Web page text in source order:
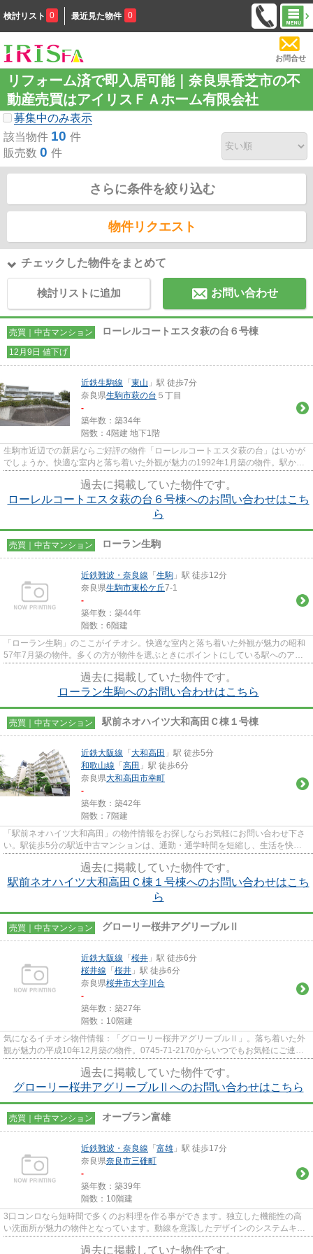
検討リスト 0 最近見た物件 0
お問合せ
リフォーム済で即入居可能｜奈良県香芝市の不
動産売買はアイリスＦＡホーム有限会社
募集中のみ表示
該当物件 10 件
販売数 0 件
さらに条件を絞り込む
物件リクエスト
チェックした物件をまとめて
検討リストに追加 お問い合わせ
売買｜中古マンション ローレルコートエスタ萩の台６号棟
12月9日 値下げ
近鉄生駒線 「 東山 」駅 徒歩7分
奈良県生駒市萩の台 ５丁目
-
築年数：築34年
階数：4階建 地下1階
生駒市近辺での新居ならご好評の物件「ローレルコートエスタ萩の台」はいかが
でしょうか。快適な室内と落ち着いた外観が魅力の1992年1月築の物件。駅から
過去に掲載していた物件です。
ローレルコートエスタ萩の台６号棟へのお問い合わせはこち
ら
売買｜中古マンション ローラン生駒
近鉄難波・奈良線 「 生駒 」駅 徒歩12分
奈良県生駒市東松ケ丘7-1
-
築年数：築44年
階数：6階建
「ローラン生駒」のここがイチオシ。快適な室内と落ち着いた外観が魅力の昭和
57年7月築の物件。多くの方が物件を選ぶときにポイントにしている駅へのアク
過去に掲載していた物件です。
ローラン生駒へのお問い合わせはこちら
売買｜中古マンション 駅前ネオハイツ大和高田Ｃ棟１号棟
近鉄大阪線 「 大和高田 」駅 徒歩5分
和歌山線 「 高田 」駅 徒歩6分
奈良県大和高田市幸町
-
築年数：築42年
階数：7階建
「駅前ネオハイツ大和高田」の物件情報をお探しならお気軽にお問い合わせ下さ
い。駅徒歩5分の駅近中古マンションは、通勤・通学時間を短縮し、生活を快適
過去に掲載していた物件です。
駅前ネオハイツ大和高田Ｃ棟１号棟へのお問い合わせはこち
ら
売買｜中古マンション グローリー桜井アグリーブルⅡ
近鉄大阪線 「 桜井 」駅 徒歩6分
桜井線 「 桜井 」駅 徒歩6分
奈良県桜井市大字川合
-
築年数：築27年
階数：10階建
気になるイチオシ物件情報：「グローリー桜井アグリーブルⅡ」。落ち着いた外
観が魅力の平成10年12月築の物件。0745-71-2170からいつでもお気軽にご連絡
過去に掲載していた物件です。
グローリー桜井アグリーブルⅡへのお問い合わせはこちら
売買｜中古マンション オーブラン富雄
近鉄難波・奈良線 「 富雄 」駅 徒歩17分
奈良県奈良市三碓町
-
築年数：築39年
階数：10階建
3口コンロなら短時間で多くのお料理を作る事ができます。独立した機能性の高
い洗面所が魅力の物件となっています。動線を意識したデザインのシステムキッ
過去に掲載していた物件です。